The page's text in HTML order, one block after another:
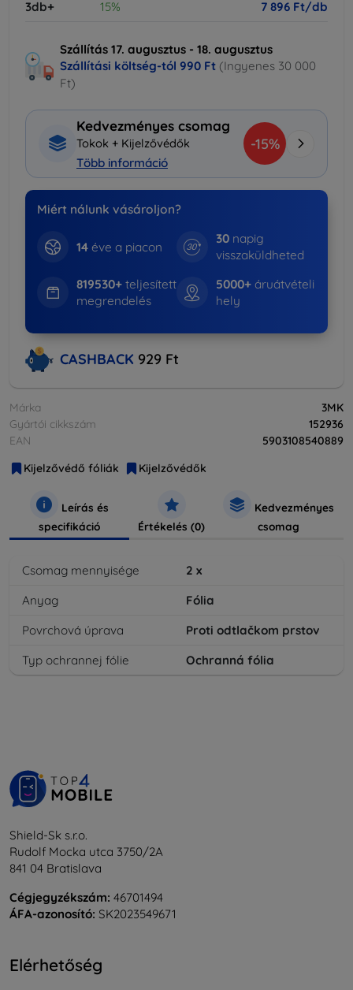
3db+ 15% 7 896 Ft/db
Szállítás 17. augusztus - 18. augusztus
Szállítási költség-tól 990 Ft (Ingyenes 30 000
Ft)
Kedvezményes csomag
Tokok + Kijelzővédők
Több információ
-15%
Miért nálunk vásároljon?
14éve a piacon
30 napig
visszaküldheted
819530+teljesített
megrendelés
5000+ áruátvételi
hely
CASHBACK 929 Ft
Márka
3MK
Gyártói cikkszám
152936
EAN
5903108540889
Kijelzővédő fóliák
Kijelzővédők
Leírás és
specifikáció
Értékelés (0)
Kedvezményes
csomag
Csomag mennyisége 2 x
Anyag
Fólia
Povrchová úprava
Proti odtlačkom prstov
Typ ochrannej fólie
Ochranná fólia
Shield-Sk s.r.o.
Rudolf Mocka utca 3750/2A
841 04 Bratislava
Cégjegyzékszám: 46701494
ÁFA-azonosító: SK2023549671
Elérhetőség